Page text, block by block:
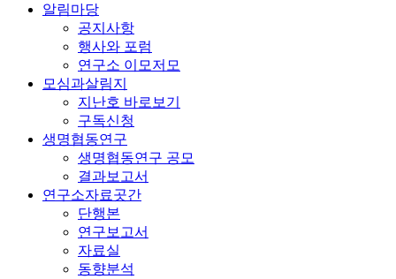
알림마당
공지사항
행사와 포럼
연구소 이모저모
모심과살림지
지난호 바로보기
구독신청
생명협동연구
생명협동연구 공모
결과보고서
연구소자료곳간
단행본
연구보고서
자료실
동향분석